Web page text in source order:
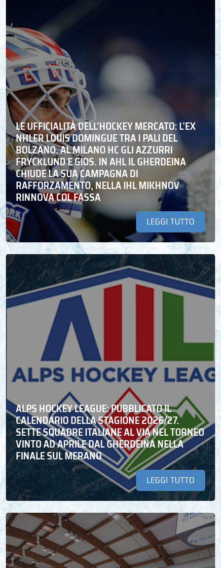
LE UFFICIALITÀ DELL’HOCKEY MERCATO: L’EX
NHLER LOUIS DOMINGUE TRA I PALI DEL
BOLZANO. AL MILANO HC GLI AZZURRI
FRYCKLUND E GIOS. IN AHL IL GHERDEINA
CHIUDE LA SUA CAMPAGNA DI
RAFFORZAMENTO, NELLA IHL MIKHNOV
RINNOVA COL FASSA
LEGGI TUTTO
ALPS HOCKEY LEAGUE: PUBBLICATO IL
CALENDARIO DELLA STAGIONE 2026/27.
SETTE SQUADRE ITALIANE AL VIA NEL TORNEO
VINTO AD APRILE DAL GHERDEINA NELLA
FINALE SUL MERANO
LEGGI TUTTO